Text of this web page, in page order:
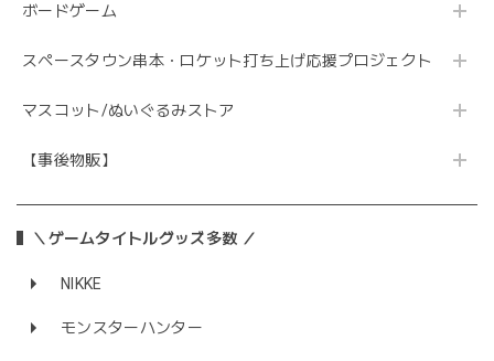
ボードゲーム
スペースタウン串本・ロケット打ち上げ応援プロジェクト
マスコット/ぬいぐるみストア
【事後物販】
＼ゲームタイトルグッズ多数 ／
NIKKE
モンスターハンター